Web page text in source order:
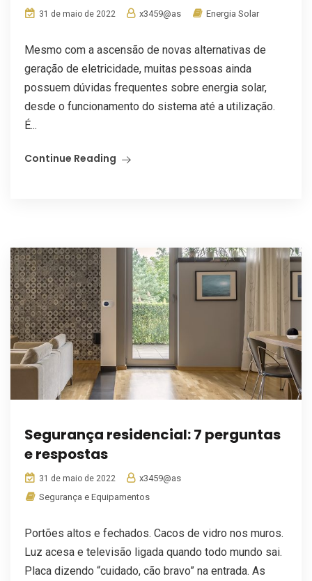
31 de maio de 2022 x3459@as Energia Solar
Mesmo com a ascensão de novas alternativas de
geração de eletricidade, muitas pessoas ainda
possuem dúvidas frequentes sobre energia solar,
desde o funcionamento do sistema até a utilização.
É...
Continue Reading
Segurança residencial: 7 perguntas
e respostas
31 de maio de 2022
x3459@as
Segurança e Equipamentos
Portões altos e fechados. Cacos de vidro nos muros.
Luz acesa e televisão ligada quando todo mundo sai.
Placa dizendo “cuidado, cão bravo” na entrada. As